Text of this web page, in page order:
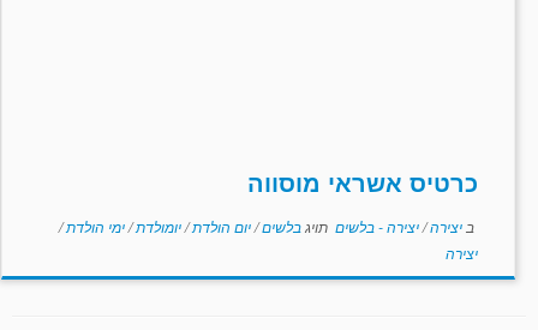
כרטיס אשראי מוסווה
ב יצירה/יצירה - בלשים תויגבלשים/יום הולדת/יומולדת/ימי הולדת/
יצירה